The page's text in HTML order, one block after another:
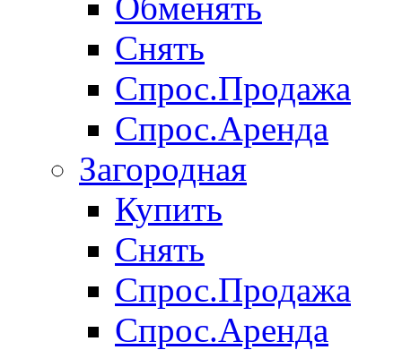
Обменять
Снять
Спрос.Продажа
Спрос.Аренда
Загородная
Купить
Снять
Спрос.Продажа
Спрос.Аренда